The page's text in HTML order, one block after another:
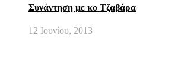
Συνάντηση με κο Τζαβάρα
12 Ιουνίου, 2013